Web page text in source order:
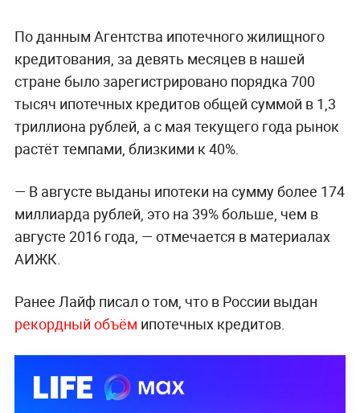
По данным Агентства ипотечного жилищного
кредитования, за девять месяцев в нашей
стране было зарегистрировано порядка 700
тысяч ипотечных кредитов общей суммой в 1,3
триллиона рублей, а с мая текущего года рынок
растёт темпами, близкими к 40%.
— В августе выданы ипотеки на сумму более 174
миллиарда рублей, это на 39% больше, чем в
августе 2016 года, — отмечается в материалах
АИЖК.
Ранее Лайф писал о том, что в России выдан
рекордный объём ипотечных кредитов.